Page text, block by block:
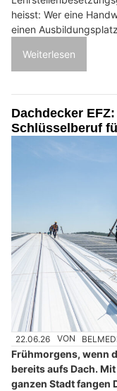
heisst: Wer eine
einen
Weiterlesen
Dachdecker
Schlüsselberuf
22.06.26 VON
Frühmorgens, wenn
bereits aufs Dach.
ganzen Stadt fangen